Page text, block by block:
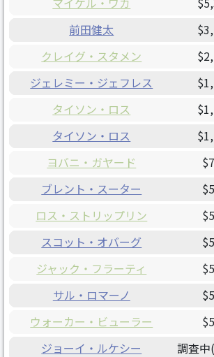
前田健太
クレイグ・スタメン
ジェレミー・ジェフレス
タイソン・ロス
タイソン・ロス
ヨバニ・ガヤード
ブレント・スーター
ロス・ストリップリン
スコット・オバーグ
ジャック・フラーティ
サル・ロマーノ
ウォーカー・ビューラー
ジョーイ・ルケシー
調査